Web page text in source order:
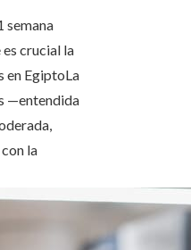
semana
crucial la
en EgiptoLa
—entendida
la